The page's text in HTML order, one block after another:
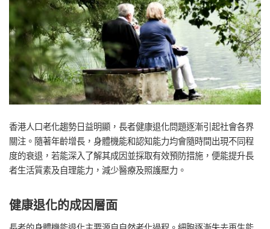
香港人口老化趨勢日益明顯，長者健康退化問題逐漸引起社會各界
關注。隨著年齡增長，身體機能和認知能力均會隨時間出現不同程
度的衰退，若能深入了解其成因並採取有效預防措施，便能提升長
者生活質素及自理能力，減少醫療及照護壓力。
健康退化的成因層面